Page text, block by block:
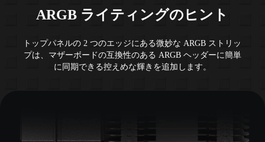
ARGB ライティングのヒント
トップパネルの 2 つのエッジにある微妙な ARGB ストリッ
プは、マザーボードの互換性のある ARGB ヘッダーに簡単
に同期できる控えめな輝きを追加します。